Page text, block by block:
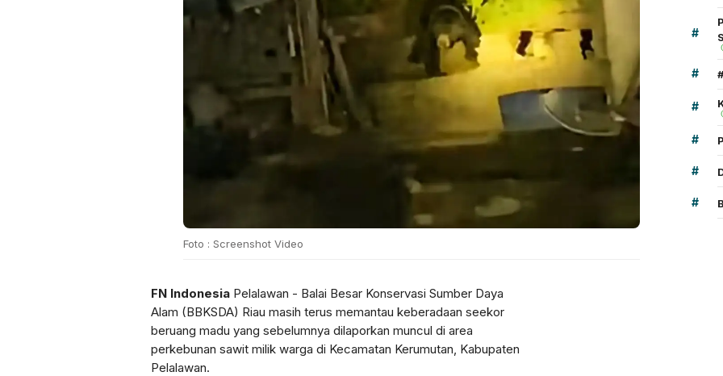
Foto : Screenshot Video
FN Indonesia Pelalawan - Balai Besar Konservasi Sumber Daya
Alam (BBKSDA) Riau masih terus memantau keberadaan seekor
beruang madu yang sebelumnya dilaporkan muncul di area
perkebunan sawit milik warga di Kecamatan Kerumutan, Kabupaten
Pelalawan.
#
#
#
#
#
#